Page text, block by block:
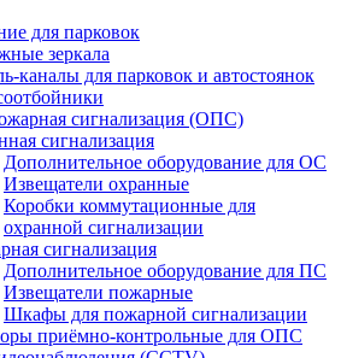
для парковок
зеркала
каналы для парковок и автостоянок
сигнализация (ОПС)
сигнализация
Дополнительное оборудование для ОС
Извещатели охранные
Коробки коммутационные для
охранной сигнализации
сигнализация
Дополнительное оборудование для ПС
Извещатели пожарные
Шкафы для пожарной сигнализации
приёмно-контрольные для ОПС